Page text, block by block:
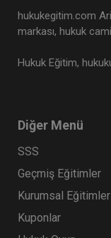
Rekabet
Tüketici
hukukegitim.com
markası, hukuk
Hukuk Eğitim,
Diğer Menü
SSS
Geçmiş Eğitimler
Kurumsal Eğitimler
Kuponlar